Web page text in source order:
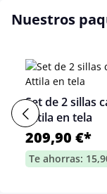
Nuestros
Set de 2 sillas
Attila en tela
209,90 €*
Te ahorras: